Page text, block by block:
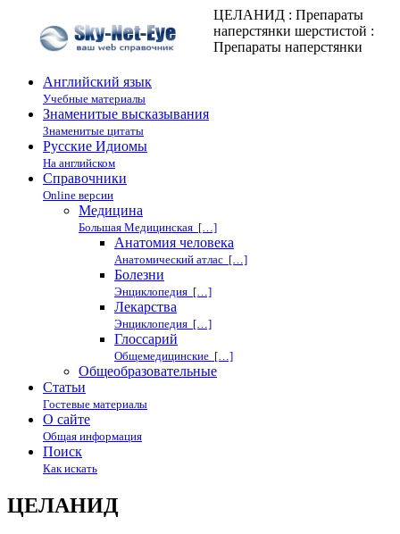
ЦЕЛАНИД : Препараты
наперстянки шерстистой :
Препараты наперстянки
Английский язык
Учебные материалы
Знаменитые высказывания
Знаменитые цитаты
Русские Идиомы
На английском
Справочники
Online версии
Медицина
Большая Медицинская […]
Анатомия человека
Анатомический атлас […]
Болезни
Энциклопедия […]
Лекарства
Энциклопедия […]
Глоссарий
Общемедицинские […]
Общеобразовательные
Статьи
Гостевые материалы
О сайте
Общая информация
Поиск
Как искать
ЦЕЛАНИД